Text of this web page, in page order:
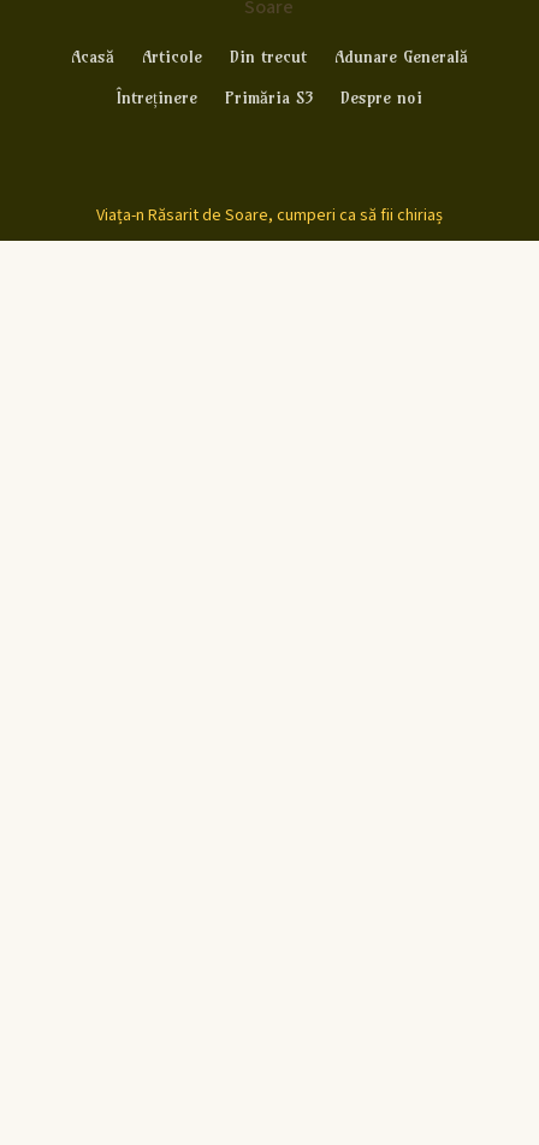
Soare
Acasă Articole Din trecut
Adunare Generală
Întreținere
Primăria S3 Despre noi
Viața-n Răsarit de Soare, cumperi ca să fii chiriaș